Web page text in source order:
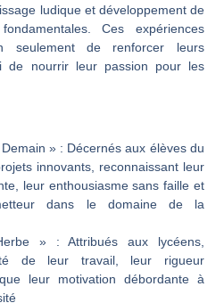
ludique et développement de
Ces expériences
seulement de renforcer leurs
de nourrir leur passion pour les
» : Décernés aux élèves du
innovants, reconnaissant leur
leur enthousiasme sans faille et
dans le domaine de la
»: Attribués aux lycéens,
de leur travail, leur rigueur
leur motivation débordante à